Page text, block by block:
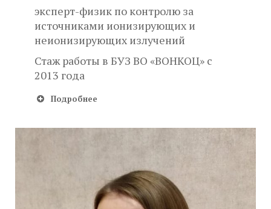
эксперт-физик по контролю за
источниками ионизирующих и
неионизирующих излучений
Стаж работы в БУЗ ВО «ВОНКОЦ» с
2013 года
Подробнее